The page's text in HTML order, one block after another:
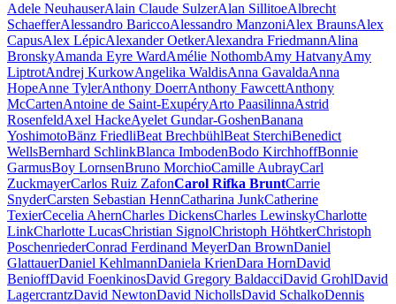
Adele NeuhauserAlain Claude SulzerAlan SillitoeAlbrecht
SchaefferAlessandro BariccoAlessandro ManzoniAlex BraunsAlex
CapusAlex LépicAlexander OetkerAlexandra FriedmannAlina
BronskyAmanda Eyre WardAmélie NothombAmy HatvanyAmy
LiptrotAndrej KurkowAngelika WaldisAnna GavaldaAnna
HopeAnne TylerAnthony DoerrAnthony FawcettAnthony
McCartenAntoine de Saint-ExupéryArto PaasilinnaAstrid
RosenfeldAxel HackeAyelet Gundar-GoshenBanana
YoshimotoBänz FriedliBeat BrechbühlBeat SterchiBenedict
WellsBernhard SchlinkBlanca ImbodenBodo KirchhoffBonnie
GarmusBoy LornsenBruno MorchioCamille AubrayCarl
ZuckmayerCarlos Ruiz ZafonCarol Rifka BruntCarrie
SnyderCarsten Sebastian HennCatharina JunkCatherine
TexierCecelia AhernCharles DickensCharles LewinskyCharlotte
LinkCharlotte LucasChristian SignolChristoph HöhtkerChristoph
PoschenriederConrad Ferdinand MeyerDan BrownDaniel
GlattauerDaniel KehlmannDaniela KrienDara HornDavid
BenioffDavid FoenkinosDavid Gregory BaldacciDavid GrohlDavid
LagercrantzDavid NewtonDavid NichollsDavid SchalkoDennis